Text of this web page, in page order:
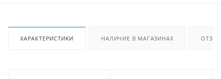
ХАРАКТЕРИСТИКИ НАЛИЧИЕ В МАГАЗИНАХ